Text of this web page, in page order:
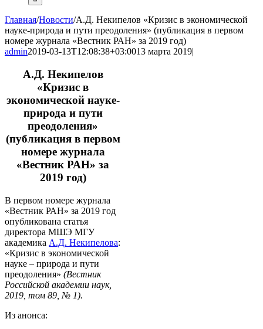
Главная/Новости/А.Д. Некипелов «Кризис в экономической
науке-природа и пути преодоления» (публикация в первом
номере журнала «Вестник РАН» за 2019 год)
admin2019-03-13T12:08:38+03:0013 марта 2019|
А.Д. Некипелов
«Кризис в
экономической науке-
природа и пути
преодоления»
(публикация в первом
номере журнала
«Вестник РАН» за
2019 год)
В первом номере журнала
«Вестник РАН» за 2019 год
опубликована статья
директора МШЭ МГУ
академика А.Д. Некипелова:
«Кризис в экономической
науке – природа и пути
преодоления» (Вестник
Российской академии наук,
2019, том 89, № 1).
Из анонса: